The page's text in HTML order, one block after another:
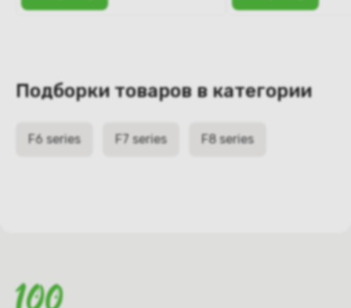
Подборки товаров в категории
F6 series F7 series F8 series